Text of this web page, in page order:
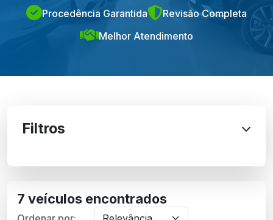
Procedência Garantida
Revisão Completa
Melhor Atendimento
Filtros
7 veículos encontrados